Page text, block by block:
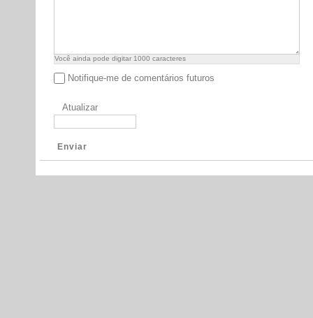
Você ainda pode digitar 1000 caracteres
Notifique-me de comentários futuros
Atualizar
Enviar